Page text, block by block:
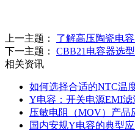
上一主题： 了解高压陶瓷电
下一主题： CBB21电容器选
相关资讯
如何选择合适的NTC温
Y电容：开关电源EMI
压敏电阻（MOV）产品
国内安规Y电容的典型